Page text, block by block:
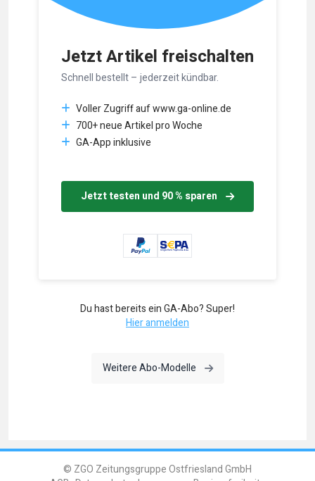
Jetzt Artikel freischalten
Schnell bestellt – jederzeit kündbar.
Voller Zugriff auf www.ga-online.de
700+ neue Artikel pro Woche
GA-App inklusive
Jetzt testen und 90 % sparen
Du hast bereits ein GA-Abo? Super!
Hier anmelden
Weitere Abo-Modelle
© ZGO Zeitungsgruppe Ostfriesland GmbH